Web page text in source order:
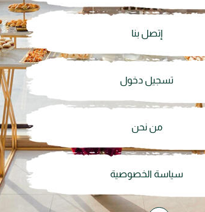
إتصل بنا
تسجيل دخول
من نحن
سياسة الخصوصية